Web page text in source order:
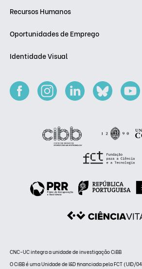
Recursos Humanos
Oportunidades de Emprego
Identidade Visual
CNC-UC integra a unidade de investigação CiBB
O CiBB é uma Unidade de I&D financiada pela FCT (UID/